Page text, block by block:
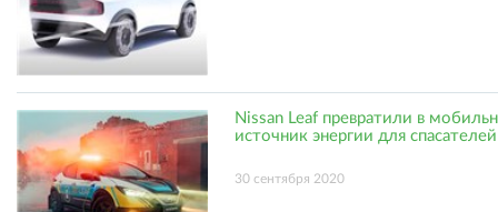
Nissan Leaf превратили в
источник энергии для спасателей
30 сентября 2020